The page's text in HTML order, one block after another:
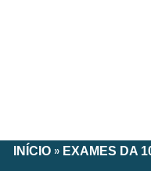
INÍCIO » EXAMES DA